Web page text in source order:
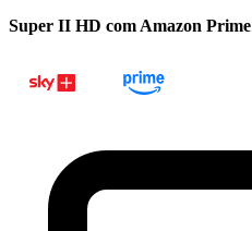
Super II HD com Amazon Prime